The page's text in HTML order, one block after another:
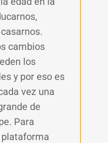
cambios
los
y por eso es
vez una
de
Para